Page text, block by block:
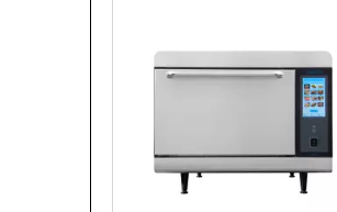
SN420-50A 快速微波热风烤箱